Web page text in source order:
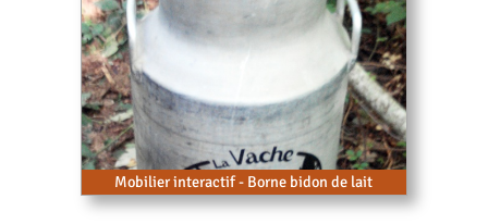
Mobilier interactif - Borne bidon de lait